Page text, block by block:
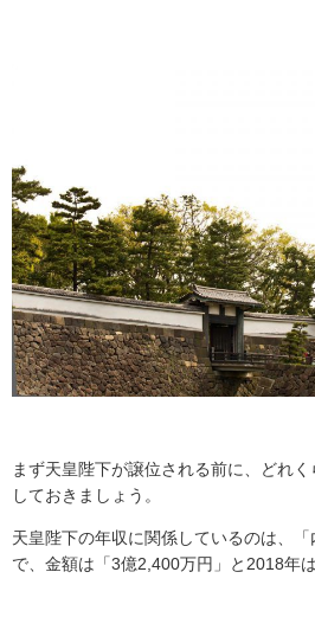
まず天皇陛下が譲位される前に、どれ
しておきましょう。
天皇陛下の年収に関係しているのは、
で、金額は「 3億2,400万円」と 2018年